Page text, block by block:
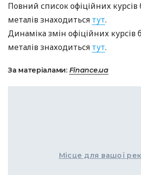
Повний список офіційних курсів
металів знаходиться тут.
Динаміка змін офіційних курсів
металів знаходиться тут.
За матеріалами: Finance.ua
Місце для вашої